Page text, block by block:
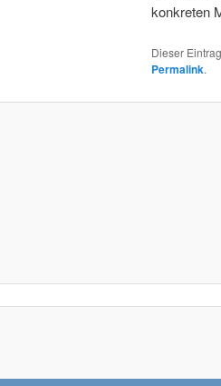
konkreten
Dieser
Permalink.